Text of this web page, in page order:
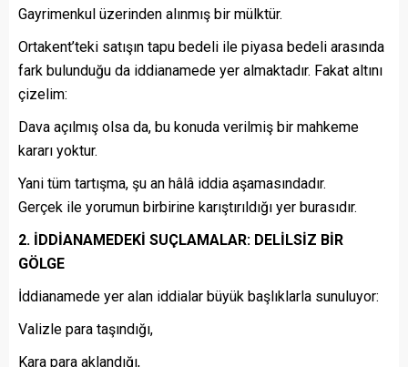
Gayrimenkul üzerinden alınmış bir mülktür.
Ortakent’teki satışın tapu bedeli ile piyasa bedeli arasında
fark bulunduğu da iddianamede yer almaktadır. Fakat altını
çizelim:
Dava açılmış olsa da, bu konuda verilmiş bir mahkeme
kararı yoktur.
Yani tüm tartışma, şu an hâlâ iddia aşamasındadır.
Gerçek ile yorumun birbirine karıştırıldığı yer burasıdır.
2. İDDİANAMEDEKİ SUÇLAMALAR: DELİLSİZ BİR
GÖLGE
İddianamede yer alan iddialar büyük başlıklarla sunuluyor:
Valizle para taşındığı,
Kara para aklandığı,